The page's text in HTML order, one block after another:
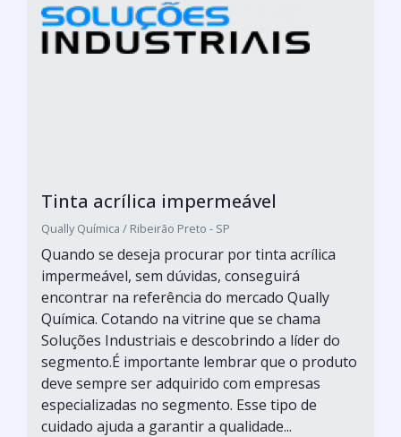
Tinta acrílica impermeável
Qually Química / Ribeirão Preto - SP
Quando se deseja procurar por tinta acrílica
impermeável, sem dúvidas, conseguirá
encontrar na referência do mercado Qually
Química. Cotando na vitrine que se chama
Soluções Industriais e descobrindo a líder do
segmento.É importante lembrar que o produto
deve sempre ser adquirido com empresas
especializadas no segmento. Esse tipo de
cuidado ajuda a garantir a qualidade...